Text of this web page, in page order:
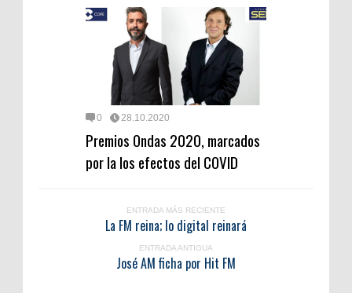
0 28.10.2020
Premios Ondas 2020, marcados
por la los efectos del COVID
ENTRADA MÁS RECIENTE
La FM reina; lo digital reinará
ENTRADA ANTIGUA
José AM ficha por Hit FM